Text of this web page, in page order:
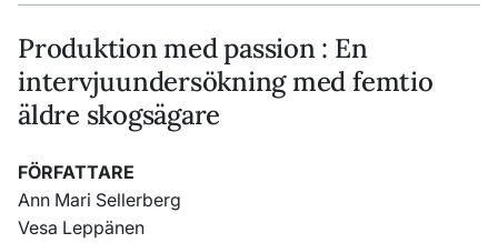
Produktion med passion : En
intervjuundersökning med femtio
äldre skogsägare
FÖRFATTARE
Ann Mari Sellerberg
Vesa Leppänen